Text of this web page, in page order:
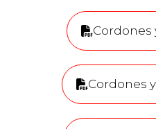
Cordones
Cordones